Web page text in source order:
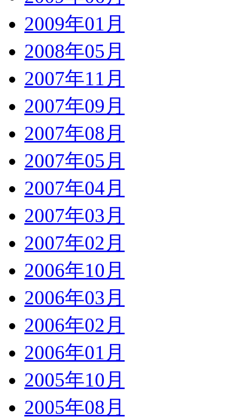
2009年01月
2008年05月
2007年11月
2007年09月
2007年08月
2007年05月
2007年04月
2007年03月
2007年02月
2006年10月
2006年03月
2006年02月
2006年01月
2005年10月
2005年08月